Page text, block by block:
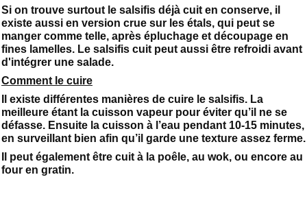
Si on trouve surtout le salsifis déjà cuit en conserve, il
existe aussi en version crue sur les étals, qui peut se
manger comme telle, après épluchage et découpage en
fines lamelles. Le salsifis cuit peut aussi être refroidi avant
d'intégrer une salade.
Comment le cuire
Il existe différentes manières de cuire le salsifis. La
meilleure étant la cuisson vapeur pour éviter qu’il ne se
défasse. Ensuite la cuisson à l’eau pendant 10-15 minutes,
en surveillant bien afin qu’il garde une texture assez ferme.
Il peut également être cuit à la poêle, au wok, ou encore au
four en gratin.